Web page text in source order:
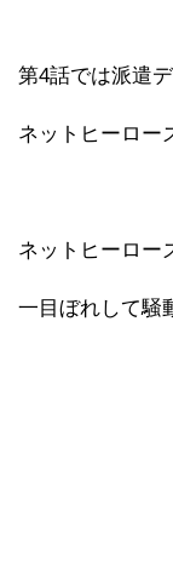
第4話では派遣
ネットヒーロー
ネットヒーロー
一目ぼれして騒